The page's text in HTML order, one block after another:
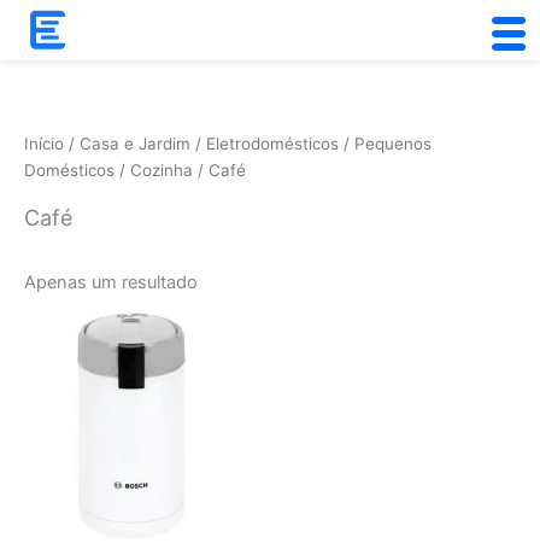
Skip
Início / Casa e Jardim / Eletrodomésticos / Pequenos
Domésticos / Cozinha / Café
Café
Apenas um resultado